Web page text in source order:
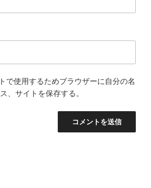
で使用するためブラウザーに自分の名
、サイトを保存する。